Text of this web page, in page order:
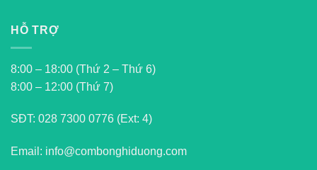
HỖ TRỢ
8:00 – 18:00 (Thứ 2 – Thứ 6)
8:00 – 12:00 (Thứ 7)
SĐT: 028 7300 0776 (Ext: 4)
Email: info@combonghiduong.com